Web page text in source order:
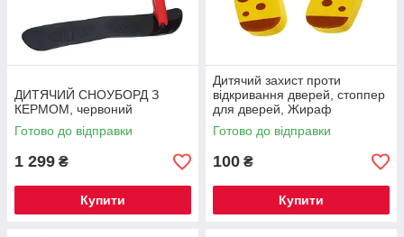
ДИТЯЧИЙ СНОУБОРД З
КЕРМОМ, червоний
Готово до відправки
1 299 ₴
Купити
Дитячий захист проти
відкривання дверей, стоппер
для дверей, Жираф
Готово до відправки
100 ₴
Купити